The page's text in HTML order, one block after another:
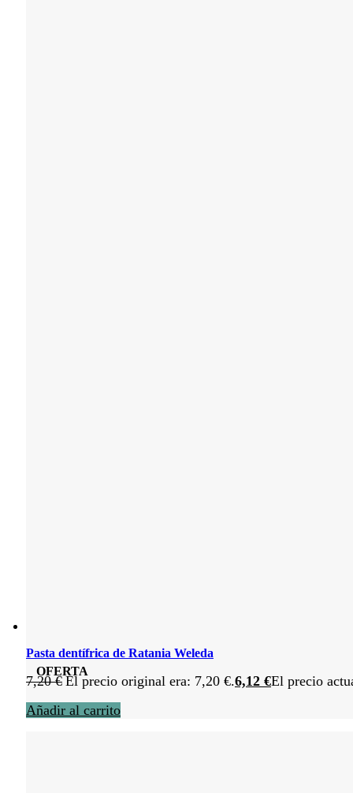
OFERTA
Pasta dentífrica de Ratania Weleda
7,20€ El precio original era: 7,20 €.6,12 €El precio
Añadir al carrito